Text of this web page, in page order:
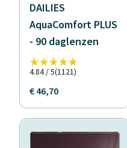
DAILIES
AquaComfort PLUS
- 90 daglenzen
4.84 / 5(1121)
€ 46,70